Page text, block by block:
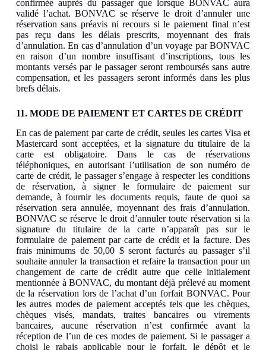
confirmée auprès du passager que lorsque BONVAC aura
validé l’achat. BONVAC se réserve le droit d’annuler une
réservation sans préavis ni recours si le paiement final n’est
pas reçu dans les délais prescrits, moyennant des frais
d’annulation. En cas d’annulation d’un voyage par BONVAC
en raison d’un nombre insuffisant d’inscriptions, tous les
montants versés par le passager seront remboursés sans autre
compensation, et les passagers seront informés dans les plus
brefs délais.
11. MODE DE PAIEMENT ET CARTES DE CRÉDIT
En cas de paiement par carte de crédit, seules les cartes Visa et
Mastercard sont acceptées, et la signature du titulaire de la
carte est obligatoire. Dans le cas de réservations
téléphoniques, en autorisant l’utilisation de son numéro de
carte de crédit, le passager s’engage à respecter les conditions
de réservation, à signer le formulaire de paiement sur
demande, à fournir les documents requis, faute de quoi sa
réservation sera annulée, moyennant des frais d’annulation.
BONVAC se réserve le droit d’annuler toute réservation si la
signature du titulaire de la carte n’apparaît pas sur le
formulaire de paiement par carte de crédit et la facture. Des
frais minimums de 50,00 $ seront facturés au passager s’il
souhaite annuler la transaction et refaire la transaction pour un
changement de carte de crédit autre que celle initialement
mentionnée à BONVAC, du montant déjà prélevé au moment
de la réservation lors de l’achat d’un forfait BONVAC. Pour
les autres modes de paiement acceptés tels que les chèques,
chèques visés, mandats, traites bancaires ou virements
bancaires, aucune réservation n’est confirmée avant la
réception de l’un de ces modes de paiement. Si le passager a
choisi le rabais applicable pour le forfait, le dépôt et le